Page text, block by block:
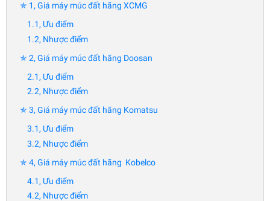
✯ 1, Giá máy múc đất hãng XCMG
1.1, Ưu điểm
1.2, Nhược điểm
✯ 2, Giá máy múc đất hãng Doosan
2.1, Ưu điểm
2.2, Nhược điểm
✯ 3, Giá máy múc đất hãng Komatsu
3.1, Ưu điểm
3.2, Nhược điểm
✯ 4, Giá máy múc đất hãng Kobelco
4.1, Ưu điểm
4.2, Nhược điểm